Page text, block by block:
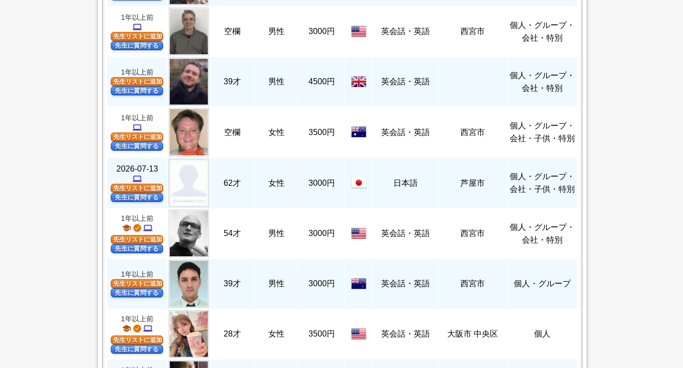
1年以上前
computer
先生リストに追加
先生に質問する
空欄 男性 3000円 英会話・英語 西宮市
個人
・グループ・
会社・特別
1年以上前
先生リストに追加
先生に質問する
39才 男性 4500円 英会話・英語
個人
・グループ・
会社・特別
1年以上前
computer
先生リストに追加
先生に質問する
空欄 女性 3500円 英会話・英語 西宮市
個人
・グループ・
会社・子供・特別
2026-07-13
computer
先生リストに追加
先生に質問する
62才 女性 3000円 日本語 芦屋市
個人
・グループ・
会社・子供・特別
1年以上前
school verified computer
先生リストに追加
先生に質問する
54才 男性 3000円 英会話・英語 西宮市
個人
・グループ・
会社・特別
1年以上前
先生リストに追加
先生に質問する
39才 男性 3000円 英会話・英語 西宮市 個人 ・グループ
1年以上前
school verified computer
先生リストに追加
先生に質問する
28才 女性 3500円 英会話・英語 大阪市 中央区 個人